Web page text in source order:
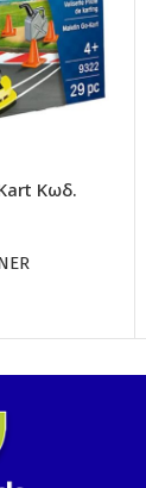
Κωδ.